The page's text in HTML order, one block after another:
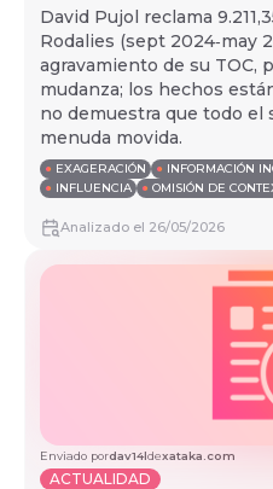
David Pujol reclama
Rodalies (sept 2024‑may
agravamiento de su TOC,
mudanza; los hechos
no demuestra que todo el
menuda movida.
● EXAGERACIÓN ● INFORMACIÓN
● INFLUENCIA ● OMISIÓN DE
Analizado el 26/05/2026
Enviado pordav14ldexataka.com
ACTUALIDAD